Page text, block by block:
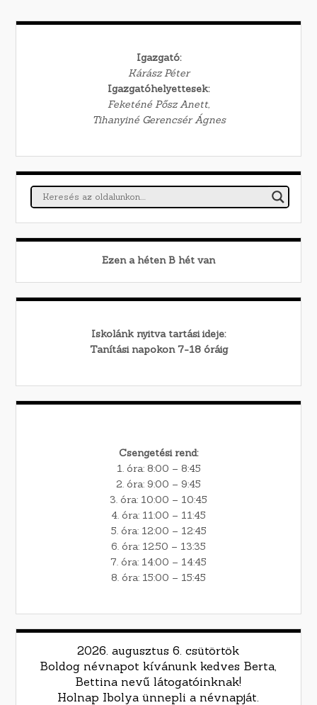
Igazgató:
Kárász Péter
Igazgatóhelyettesek:
Feketéné Pősz Anett,
Tihanyiné Gerencsér Ágnes
Ezen a héten B hét van
Iskolánk nyitva tartási ideje:
Tanítási napokon 7-18 óráig
Csengetési rend:
1. óra: 8:00 – 8:45
2. óra: 9:00 – 9:45
3. óra: 10:00 – 10:45
4. óra: 11:00 – 11:45
5. óra: 12:00 – 12:45
6. óra: 12:50 – 13:35
7. óra: 14:00 – 14:45
8. óra: 15:00 – 15:45
2026. augusztus 6. csütörtök
Boldog névnapot kívánunk kedves Berta,
Bettina nevű látogatóinknak!
Holnap Ibolya ünnepli a névnapját.